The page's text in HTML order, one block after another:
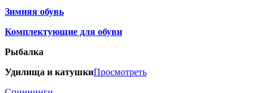
Зимняя обувь
Комплектующие для обуви
Рыбалка
Удилища и катушкиПросмотреть